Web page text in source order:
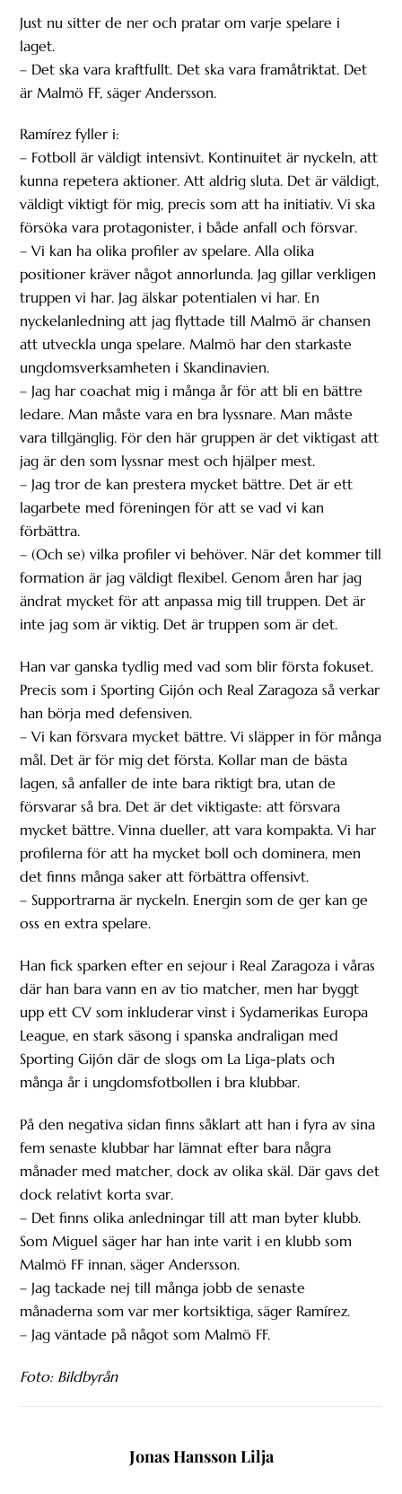
Just nu sitter de ner och pratar om varje spelare i
laget.
– Det ska vara kraftfullt. Det ska vara framåtriktat. Det
är Malmö FF, säger Andersson.
Ramírez fyller i:
– Fotboll är väldigt intensivt. Kontinuitet är nyckeln, att
kunna repetera aktioner. Att aldrig sluta. Det är väldigt,
väldigt viktigt för mig, precis som att ha initiativ. Vi ska
försöka vara protagonister, i både anfall och försvar.
– Vi kan ha olika profiler av spelare. Alla olika
positioner kräver något annorlunda. Jag gillar verkligen
truppen vi har. Jag älskar potentialen vi har. En
nyckelanledning att jag flyttade till Malmö är chansen
att utveckla unga spelare. Malmö har den starkaste
ungdomsverksamheten i Skandinavien.
– Jag har coachat mig i många år för att bli en bättre
ledare. Man måste vara en bra lyssnare. Man måste
vara tillgänglig. För den här gruppen är det viktigast att
jag är den som lyssnar mest och hjälper mest.
– Jag tror de kan prestera mycket bättre. Det är ett
lagarbete med föreningen för att se vad vi kan
förbättra.
– (Och se) vilka profiler vi behöver. När det kommer till
formation är jag väldigt flexibel. Genom åren har jag
ändrat mycket för att anpassa mig till truppen. Det är
inte jag som är viktig. Det är truppen som är det.
Han var ganska tydlig med vad som blir första fokuset.
Precis som i Sporting Gijón och Real Zaragoza så verkar
han börja med defensiven.
– Vi kan försvara mycket bättre. Vi släpper in för många
mål. Det är för mig det första. Kollar man de bästa
lagen, så anfaller de inte bara riktigt bra, utan de
försvarar så bra. Det är det viktigaste: att försvara
mycket bättre. Vinna dueller, att vara kompakta. Vi har
profilerna för att ha mycket boll och dominera, men
det finns många saker att förbättra offensivt.
– Supportrarna är nyckeln. Energin som de ger kan ge
oss en extra spelare.
Han fick sparken efter en sejour i Real Zaragoza i våras
där han bara vann en av tio matcher, men har byggt
upp ett CV som inkluderar vinst i Sydamerikas Europa
League, en stark säsong i spanska andraligan med
Sporting Gijón där de slogs om La Liga-plats och
många år i ungdomsfotbollen i bra klubbar.
På den negativa sidan finns såklart att han i fyra av sina
fem senaste klubbar har lämnat efter bara några
månader med matcher, dock av olika skäl. Där gavs det
dock relativt korta svar.
– Det finns olika anledningar till att man byter klubb.
Som Miguel säger har han inte varit i en klubb som
Malmö FF innan, säger Andersson.
– Jag tackade nej till många jobb de senaste
månaderna som var mer kortsiktiga, säger Ramírez.
– Jag väntade på något som Malmö FF.
Foto: Bildbyrån
Jonas Hansson Lilja